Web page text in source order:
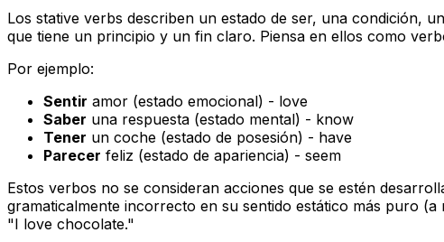
Los stative verbs describen un estado de ser, una condición,
que tiene un principio y un fin claro. Piensa en ellos como
Por ejemplo:
Sentir amor (estado emocional) - love
Saber una respuesta (estado mental) - know
Tener un coche (estado de posesión) - have
Parecer feliz (estado de apariencia) - seem
Estos verbos no se consideran acciones que se estén
gramaticalmente incorrecto en su sentido estático más puro
"I love chocolate."